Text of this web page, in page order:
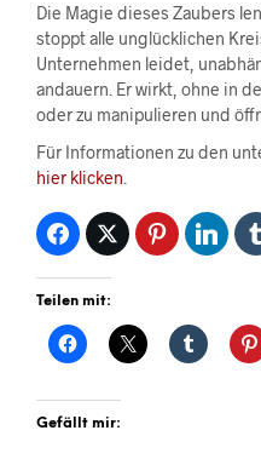
Die Magie dieses Zaubers
stoppt alle unglücklichen
Unternehmen leidet,
andauern. Er wirkt, ohne in
oder zu manipulieren und
Für Informationen zu den
hier klicken
Teilen mit:
Gefällt mir: